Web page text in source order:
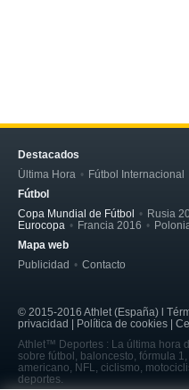
Destacados
Última Hora
Fútbol Internacional
Fútbol
Copa Mundial de Fútbol
Rusia
Eurocopa
Francia 2016
Mapa web
Publicidad
Contacto
© 2015-2016 Athlet (España) l
privacidad | Política de cookies |
Athlet™ Deportes : La última hora
sobre fútbol, baloncesto, fórmula
americano, NFL, ciclismo,
deportes.